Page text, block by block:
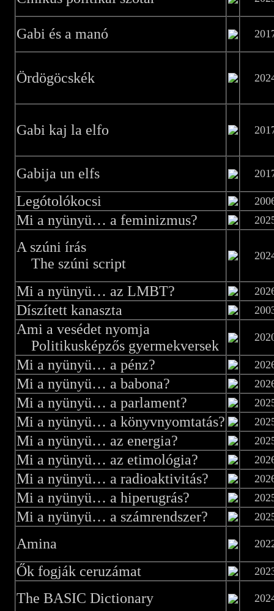
Gabi és a manó
Ördögöcskék
Gabi kaj la elfo
Gabija un elfs
Legótolókocsi
Mi a nyünyü… a feminizmus?
A szúni írás
The szúni script
Mi a nyünyü… az LMBT?
Díszített kanaszta
Ami a vesédet nyomja
Politikusképzős gyermekversek
Mi a nyünyü… a pénz?
Mi a nyünyü… a babona?
Mi a nyünyü… a parlament?
Mi a nyünyü… a könyvnyomtatás?
Mi a nyünyü… az energia?
Mi a nyünyü… az etimológia?
Mi a nyünyü… a radioaktivitás?
Mi a nyünyü… a hiperugrás?
Mi a nyünyü… a számrendszer?
Amina
Ők fogják ceruzámat
The BASIC Dictionary